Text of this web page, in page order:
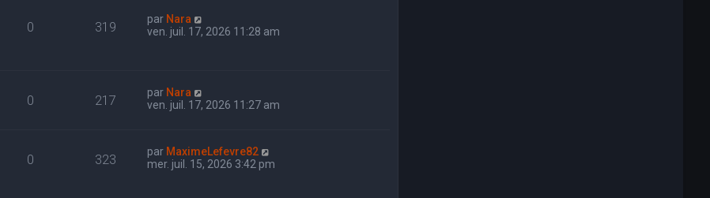
0 319 par Nara
ven. juil. 17, 2026 11:28 am
0 217 par Nara
ven. juil. 17, 2026 11:27 am
0 323 par MaximeLefevre82
mer. juil. 15, 2026 3:42 pm